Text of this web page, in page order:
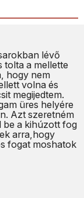
lévő
tolta a mellette
hogy nem
volna és
megijedtem.
üres helyére
Azt szeretném
be a kihúzott fog
arra,hogy
fogat moshatok